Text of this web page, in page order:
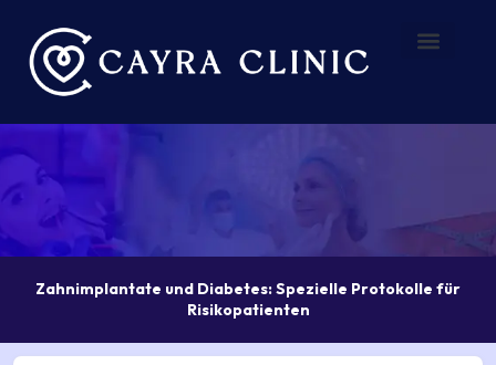
Inhalt
springen
Zahnimplantate und Diabetes: Spezielle Protokolle für
Risikopatienten